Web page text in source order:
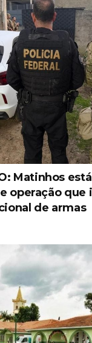
Matinhos
operação que
de armas